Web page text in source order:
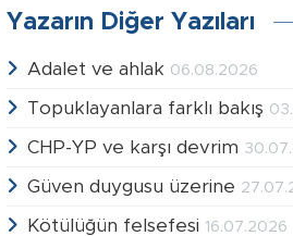
Yazarın Diğer Yazıları
Adalet ve ahlak 06.08.2026
Topuklayanlara farklı bakış
CHP-YP ve karşı devrim
Güven duygusu üzerine
Kötülüğün felsefesi 16.07.2026